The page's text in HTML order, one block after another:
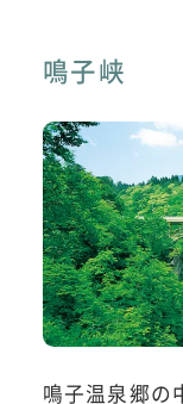
鳴子峡
鳴子温泉郷の